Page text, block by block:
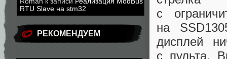
RTU Slave на stm32
РЕКОМЕНДУЕМ
с
на
дисплей
с пульта.